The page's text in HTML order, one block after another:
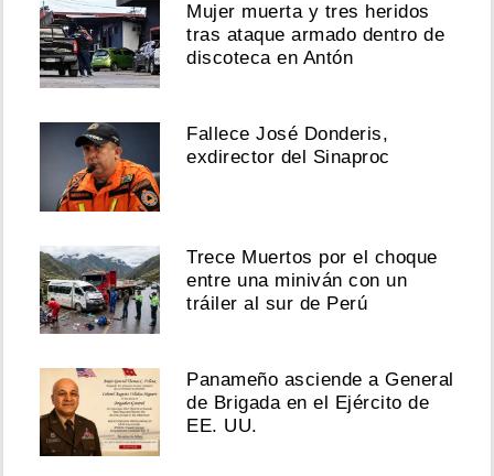
Mujer muerta y tres heridos
tras ataque armado dentro de
discoteca en Antón
Fallece José Donderis,
exdirector del Sinaproc
Trece Muertos por el choque
entre una miniván con un
tráiler al sur de Perú
Panameño asciende a General
de Brigada en el Ejército de
EE. UU.